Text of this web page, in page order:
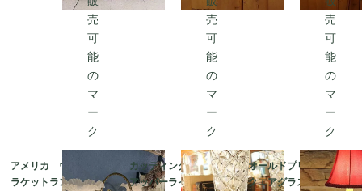
アメリカ ウォールブ
ラケットランプ*triple
カッティンググラス
アッパーライト
オールドプリズム ス
クエアグラスの台座